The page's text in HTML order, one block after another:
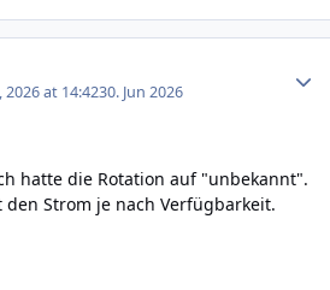
2026 at 14:4230. Jun 2026
hatte die Rotation auf "unbekannt".
Strom je nach Verfügbarkeit.